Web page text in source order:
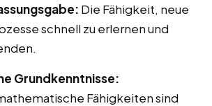
Die Fähigkeit, neue
schnell zu erlernen und
Grundkenntnisse:
Fähigkeiten sind